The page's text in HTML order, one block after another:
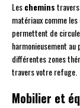
Leschemins
matériaux comme
permettent de
harmonieusement
différentes zones
travers votre refuge.
Mobilier et